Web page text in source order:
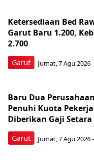
Garut
Ketersediaan Bed
Garut Baru 1.200,
2.700
Jumat, 7 Agu 2026
Garut
Baru Dua
Penuhi Kuota
Diberikan Gaji Setara
Jumat, 7 Agu 2026